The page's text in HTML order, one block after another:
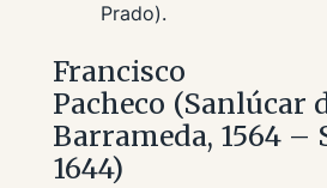
Prado).
Francisco
Pacheco (Sanlúcar
Barrameda, 1564 –
1644)